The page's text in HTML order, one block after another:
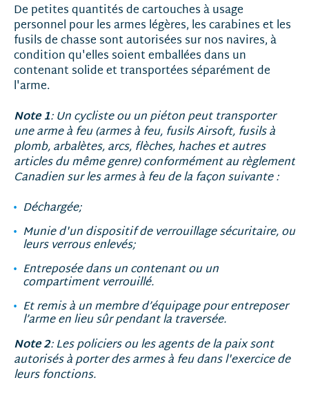
De petites quantités de cartouches à usage
personnel pour les armes légères, les carabines et les
fusils de chasse sont autorisées sur nos navires, à
condition qu'elles soient emballées dans un
contenant solide et transportées séparément de
l'arme.
Note 1: Un cycliste ou un piéton peut transporter
une arme à feu (armes à feu, fusils Airsoft, fusils à
plomb, arbalètes, arcs, flèches, haches et autres
articles du même genre) conformément au règlement
Canadien sur les armes à feu de la façon suivante :
Déchargée;
Munie d'un dispositif de verrouillage sécuritaire, ou
leurs verrous enlevés;
Entreposée dans un contenant ou un
compartiment verrouillé.
Et remis à un membre d’équipage pour entreposer
l’arme en lieu sûr pendant la traversée.
Note 2: Les policiers ou les agents de la paix sont
autorisés à porter des armes à feu dans l'exercice de
leurs fonctions.